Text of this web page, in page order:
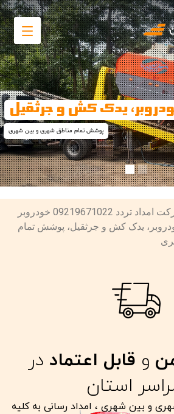
یدک کش و جرثقیل
پوشش تمام مناطق شهری و بین شهری
امداد خودرو تهران – شرکت امداد تردد 09219671022 خودروبر
یدک کش و جرثقیل، پوشش تمام
و قابل اعتماد در
استان
و بین شهری ، امداد رسانی به کلیه